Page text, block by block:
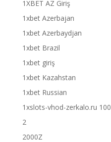
1XBET AZ Giriş
1xbet Azerbajan
1xbet Azerbaydjan
1xbet Brazil
1xbet giriş
1xbet Kazahstan
1xbet Russian
1xslots-vhod-zerkalo.ru 100
2
2000Z